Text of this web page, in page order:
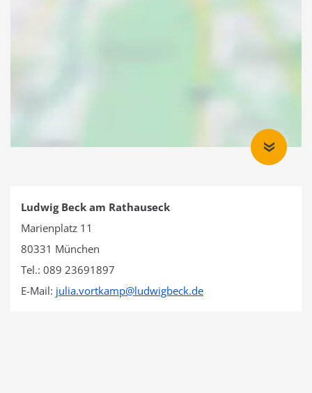
Ludwig Beck am Rathauseck
Marienplatz 11
80331 München
Tel.: 089 23691897
E-Mail: julia.vortkamp@ludwigbeck.de